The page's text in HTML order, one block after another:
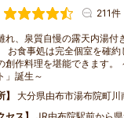
211件
れ、泉質自慢の露天内湯付
お食事処は完全個室を確
創作料理を堪能できます。
」誕生～
大分県由布市湯布院町川